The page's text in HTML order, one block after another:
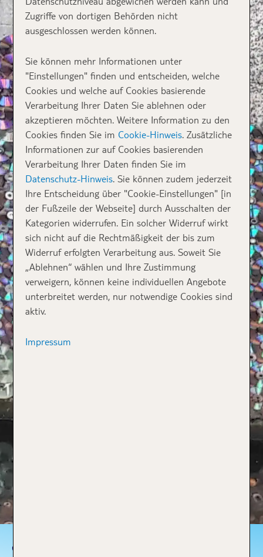
JOEL WILLE
Zugriffe von dortigen Behörden nicht
ausgeschlossen werden können.
Sie können mehr Informationen unter
"Einstellungen" finden und entscheiden, welche
Cookies und welche auf Cookies basierende
Verarbeitung Ihrer Daten Sie ablehnen oder
akzeptieren möchten. Weitere Information zu den
Cookies finden Sie im Cookie-Hinweis. Zusätzliche
Informationen zur auf Cookies basierenden
Verarbeitung Ihrer Daten finden Sie im
Datenschutz-Hinweis. Sie können zudem jederzeit
Ihre Entscheidung über "Cookie-Einstellungen" [in
der Fußzeile der Webseite] durch Ausschalten der
Kategorien widerrufen. Ein solcher Widerruf wirkt
sich nicht auf die Rechtmäßigkeit der bis zum
Widerruf erfolgten Verarbeitung aus. Soweit Sie
„Ablehnen“ wählen und Ihre Zustimmung
verweigern, können keine individuellen Angebote
unterbreitet werden, nur notwendige Cookies sind
aktiv.
Impressum